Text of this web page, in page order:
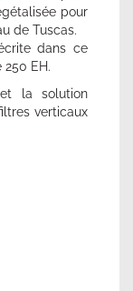
pour
de Tuscas.
dans ce
EH.
la solution
verticaux